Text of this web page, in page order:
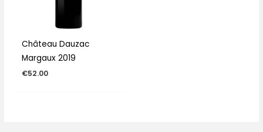
Château Dauzac
Margaux 2019
€52.00